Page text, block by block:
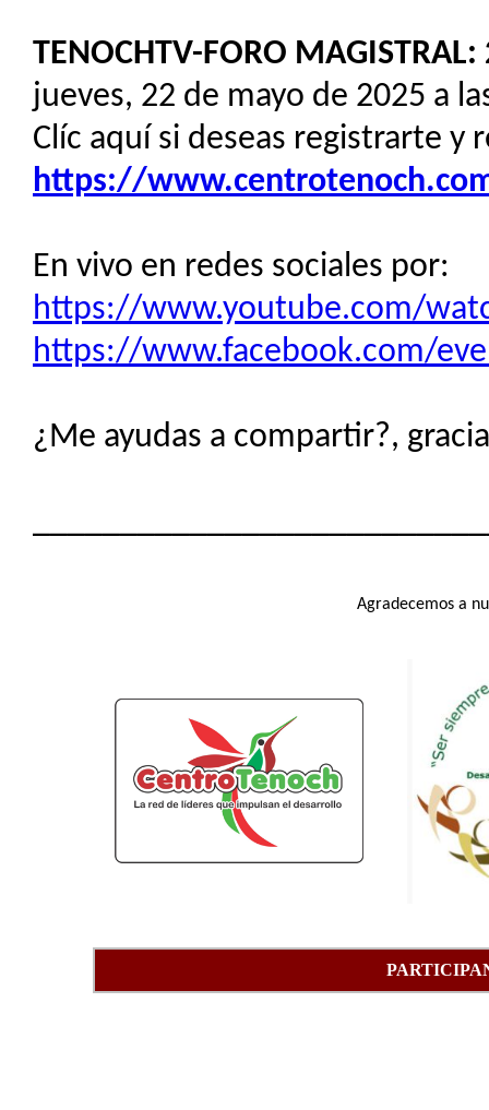
TENOCHTV-FORO
jueves, 22 de mayo de 2025 a
Clíc aquí si deseas registrarte y
https://
En vivo en redes sociales por:
https://www.youtube.com/
https://www.facebook.com/
¿Me ayudas a compartir?,
Agradecemos a